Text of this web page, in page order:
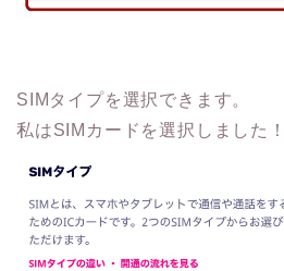
SIMタイプを選択できます。
私はSIMカードを選択しました！